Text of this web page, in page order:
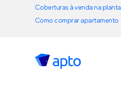
Coberturas à venda na planta
Como comprar apartamento